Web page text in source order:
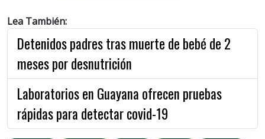
Lea También:
Detenidos padres tras muerte de bebé de 2
meses por desnutrición
Laboratorios en Guayana ofrecen pruebas
rápidas para detectar covid-19